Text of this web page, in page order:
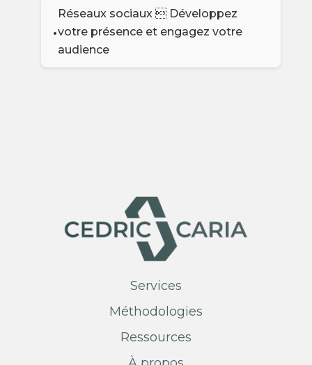
Réseaux sociaux  Développez
votre présence et engagez votre
audience
Services
Méthodologies
Ressources